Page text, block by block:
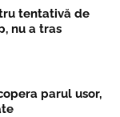
tentativă de
nu a tras
parul usor,